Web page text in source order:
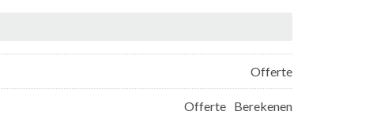
Offerte
Berekenen
Offerte